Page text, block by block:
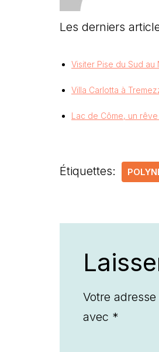
Les derniers
Visiter Pise du Sud
Villa Carlotta à
Lac de Côme, un
Étiquettes:
Votre
avec *